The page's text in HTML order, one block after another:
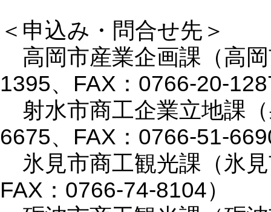
＜申込み・問合せ先＞
高岡市産業企画課（高
1395、FAX：0766-20-
射水市商工企業立地課
6675、FAX：0766-51-
氷見市商工観光課（氷
FAX：0766-74-8104）